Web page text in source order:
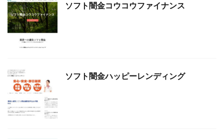
ソフト闇金コウコウファイナンス
ソフト闇金ハッピーレンディング